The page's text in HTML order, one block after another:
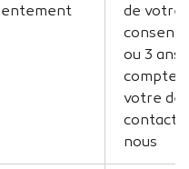
de votre
ou 3 ans
compter
votre
contact
nous